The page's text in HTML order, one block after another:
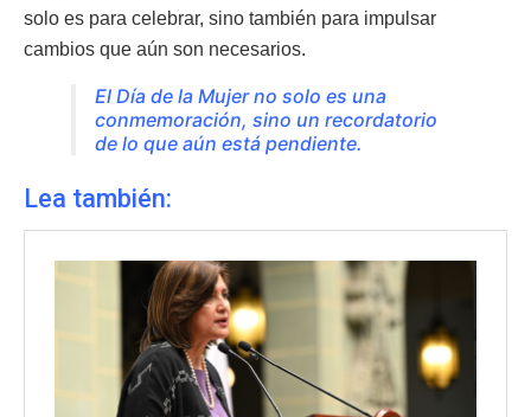
solo es para celebrar, sino también para impulsar
cambios que aún son necesarios.
El Día de la Mujer no solo es una
conmemoración, sino un recordatorio
de lo que aún está pendiente.
Lea también: